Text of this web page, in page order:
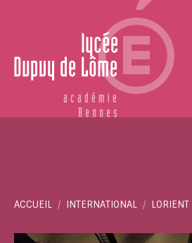
Vous êtes ici :
ACCUEIL INTERNATIONAL